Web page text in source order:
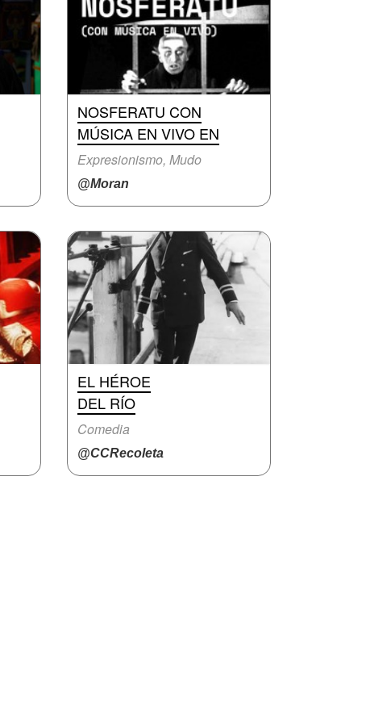
NOSFERATU CON
MÚSICA EN VIVO EN
Expresionismo, Mudo
@Moran
EL HÉROE
DEL RÍO
Comedia
@CCRecoleta